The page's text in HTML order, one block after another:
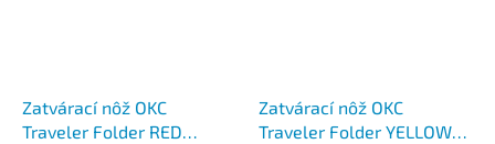
Zatvárací nôž OKC
Traveler Folder RED
Zatvárací nôž OKC
Traveler Folder YELLOW